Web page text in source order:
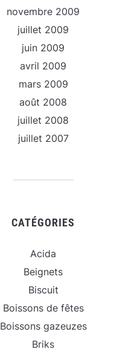
novembre 2009
juillet 2009
juin 2009
avril 2009
mars 2009
août 2008
juillet 2008
juillet 2007
CATÉGORIES
Acida
Beignets
Biscuit
Boissons de fêtes
Boissons gazeuzes
Briks